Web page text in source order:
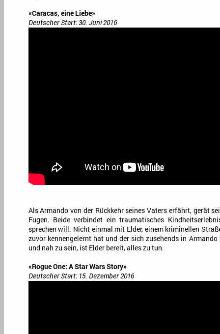
«Caracas, eine Liebe»
Deutscher Start: 30. Juni 2016
Als Armando von der Rückkehr seines Vaters erfährt, gerät
Fugen. Beide verbindet ein traumatisches
sprechen will. Nicht einmal mit Elder, einem kriminellen
zuvor kennengelernt hat und der sich zusehends in
und nah zu sein, ist Elder bereit, alles zu tun.
«Rogue One: A Star Wars Story»
Deutscher Start: 15. Dezember 2016